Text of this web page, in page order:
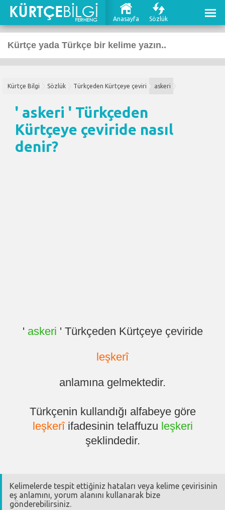
Anasayfa Sözlük
Kürtçe Bilgi Sözlük Türkçeden Kürtçeye çeviri askeri
' askeri ' Türkçeden
Kürtçeye çeviride nasıl
denir?
' askeri ' Türkçeden Kürtçeye çeviride
leşkerî
anlamına gelmektedir.
Türkçenin kullandığı alfabeye göre
leşkerîifadesinin telaffuzu leşkeri
şeklindedir.
Kelimelerde tespit ettiğiniz hataları veya kelime çevirisinin
eş anlamını, yorum alanını kullanarak bize
gönderebilirsiniz.